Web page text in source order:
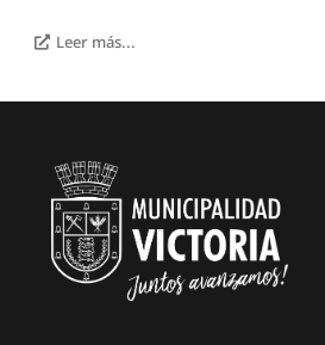
Leer más...